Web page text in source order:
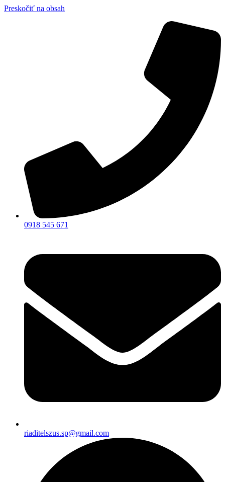
Preskočiť na obsah
0918 545 671
riaditelszus.sp@gmail.com